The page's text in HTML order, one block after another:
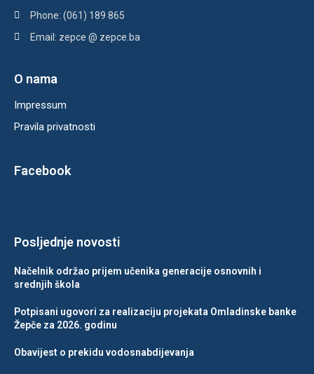
Phone: (061) 189 865
Email: zepce @ zepce.ba
O nama
Impressum
Pravila privatnosti
Facebook
Posljednje novosti
Načelnik održao prijem učenika generacije osnovnih i
srednjih škola
Potpisani ugovori za realizaciju projekata Omladinske banke
Žepče za 2026. godinu
Obavijest o prekidu vodosnabdijevanja